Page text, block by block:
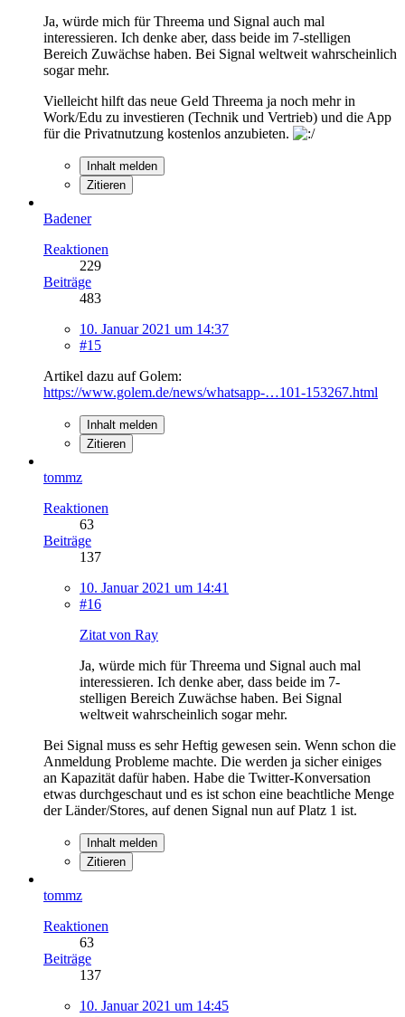
Ja, würde mich für Threema und Signal auch mal
interessieren. Ich denke aber, dass beide im 7-stelligen
Bereich Zuwächse haben. Bei Signal weltweit wahrscheinlich
sogar mehr.
Vielleicht hilft das neue Geld Threema ja noch mehr in
Work/Edu zu investieren (Technik und Vertrieb) und die App
für die Privatnutzung kostenlos anzubieten.
Inhalt melden
Zitieren
Badener
Reaktionen
229
Beiträge
483
10. Januar 2021 um 14:37
#15
Artikel dazu auf Golem:
https://www.golem.de/news/whatsapp-…101-153267.html
Inhalt melden
Zitieren
tommz
Reaktionen
63
Beiträge
137
10. Januar 2021 um 14:41
#16
Zitat von Ray
Ja, würde mich für Threema und Signal auch mal
interessieren. Ich denke aber, dass beide im 7-
stelligen Bereich Zuwächse haben. Bei Signal
weltweit wahrscheinlich sogar mehr.
Bei Signal muss es sehr Heftig gewesen sein. Wenn schon die
Anmeldung Probleme machte. Die werden ja sicher einiges
an Kapazität dafür haben. Habe die Twitter-Konversation
etwas durchgeschaut und es ist schon eine beachtliche Menge
der Länder/Stores, auf denen Signal nun auf Platz 1 ist.
Inhalt melden
Zitieren
tommz
Reaktionen
63
Beiträge
137
10. Januar 2021 um 14:45